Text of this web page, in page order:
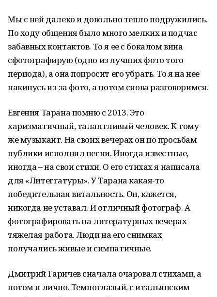
Мы с ней далеко и довольно тепло подружились.
По ходу общения было много мелких и подчас
забавных контактов. То я ее с бокалом вина
сфотографирую (одно из лучших фото того
периода), а она попросит его убрать. То я на нее
накинусь из-за фото, а потом снова разговоримся.
Евгения Тарана помню с 2013. Это
харизматичный, талантливый человек. К тому
же музыкант. На своих вечерах он по просьбам
публики исполнял песни. Иногда известные,
иногда – на свои стихи. О его стихах я написала
для «Литеrrатуры». У Тарана какая-то
победительная витальность. Он, кажется,
никогда не уставал. И отличный фотограф. А
фотографировать на литературных вечерах
тяжелая работа. Люди на его снимках
получались живые и симпатичные.
Дмитрий Гаричев сначала очаровал стихами, а
потом и лично. Темноглазый, с итальянским